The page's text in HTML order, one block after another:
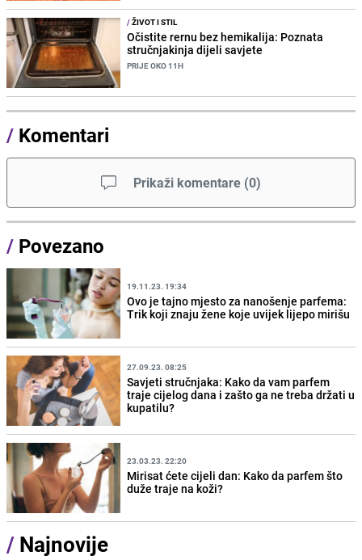
/ŽIVOT I STIL
Očistite rernu bez hemikalija: Poznata
stručnjakinja dijeli savjete
PRIJE OKO 11H
/ Komentari
Prikaži komentare (0)
/ Povezano
19.11.23. 19:34
Ovo je tajno mjesto za nanošenje parfema:
Trik koji znaju žene koje uvijek lijepo mirišu
27.09.23. 08:25
Savjeti stručnjaka: Kako da vam parfem
traje cijelog dana i zašto ga ne treba držati u
kupatilu?
23.03.23. 22:20
Mirisat ćete cijeli dan: Kako da parfem što
duže traje na koži?
/ Najnovije